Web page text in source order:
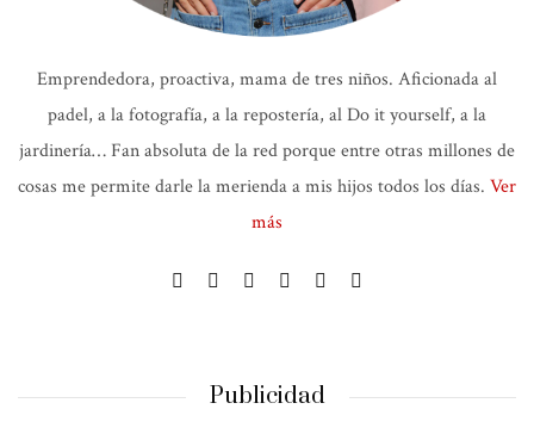
Emprendedora, proactiva, mama de tres niños. Aficionada al
padel, a la fotografía, a la repostería, al Do it yourself, a la
jardinería… Fan absoluta de la red porque entre otras millones de
cosas me permite darle la merienda a mis hijos todos los días. Ver
más
Publicidad